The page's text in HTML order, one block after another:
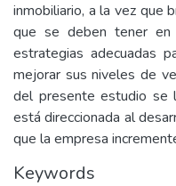
inmobiliario, a la vez que
que se deben tener
estrategias adecuadas
mejorar sus niveles de
del presente estudio se
está direccionada al
que la empresa
Keywords